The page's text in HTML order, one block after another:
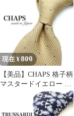
現在 ¥800
【美品】CHAPS 格子柄
マスタードイエロー グ
レー 魚 ネクタイ